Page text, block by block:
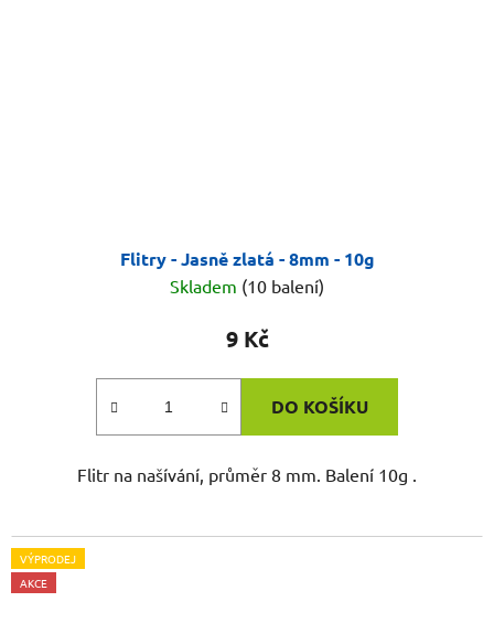
Flitry - Jasně zlatá - 8mm - 10g
Skladem (10 balení)
9 Kč
DO KOŠÍKU
Flitr na našívání, průměr 8 mm. Balení 10g .
VÝPRODEJ
AKCE